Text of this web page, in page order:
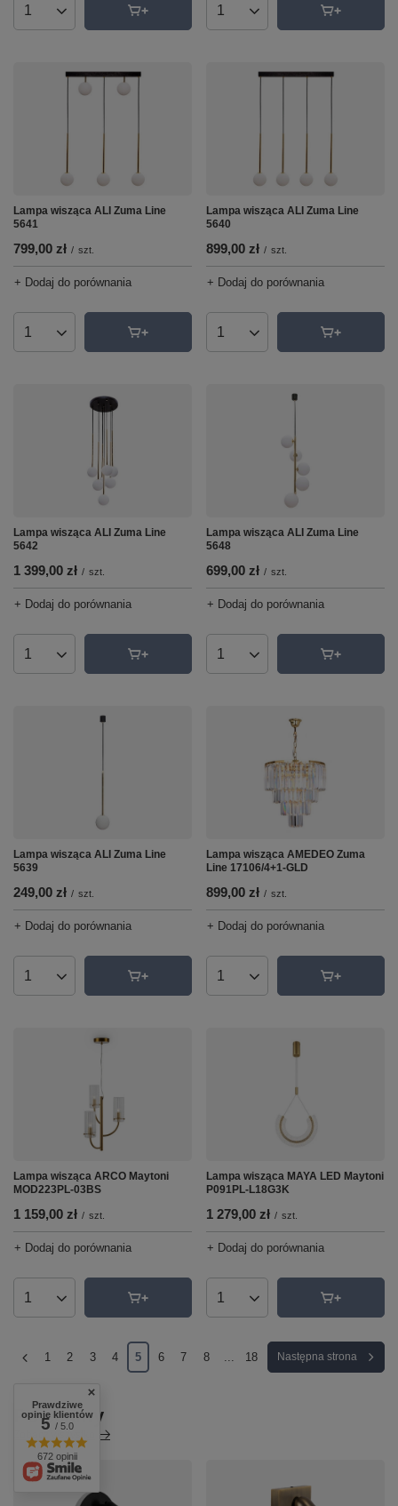
Ilość produktów Ilość produktów
Lampa wisząca ALI Zuma Line
5641
799,00 zł / szt.
+ Dodaj do porównania
Ilość produktów
Lampa wisząca ALI Zuma Line
5640
899,00 zł / szt.
+ Dodaj do porównania
Ilość produktów
Lampa wisząca ALI Zuma Line
5642
1 399,00 zł / szt.
+ Dodaj do porównania
Ilość produktów
Lampa wisząca ALI Zuma Line
5648
699,00 zł / szt.
+ Dodaj do porównania
Ilość produktów
Lampa wisząca ALI Zuma Line
5639
249,00 zł / szt.
+ Dodaj do porównania
Ilość produktów
Lampa wisząca AMEDEO Zuma
Line 17106/4+1-GLD
899,00 zł / szt.
+ Dodaj do porównania
Ilość produktów
Lampa wisząca ARCO Maytoni
MOD223PL-03BS
1 159,00 zł / szt.
+ Dodaj do porównania
Ilość produktów
Lampa wisząca MAYA LED Maytoni
P091PL-L18G3K
1 279,00 zł / szt.
+ Dodaj do porównania
Ilość produktów
1 2 3 4 5 6 7 8 18 Następna strona
Polecamy
Zobacz wszystko
Prawdziwe
opinie klientów
5/ 5.0
672 opinii